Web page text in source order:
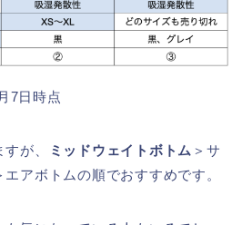
7日時点
が、 ミッドウェイトボトム ＞サ
アボトムの順でおすすめです。